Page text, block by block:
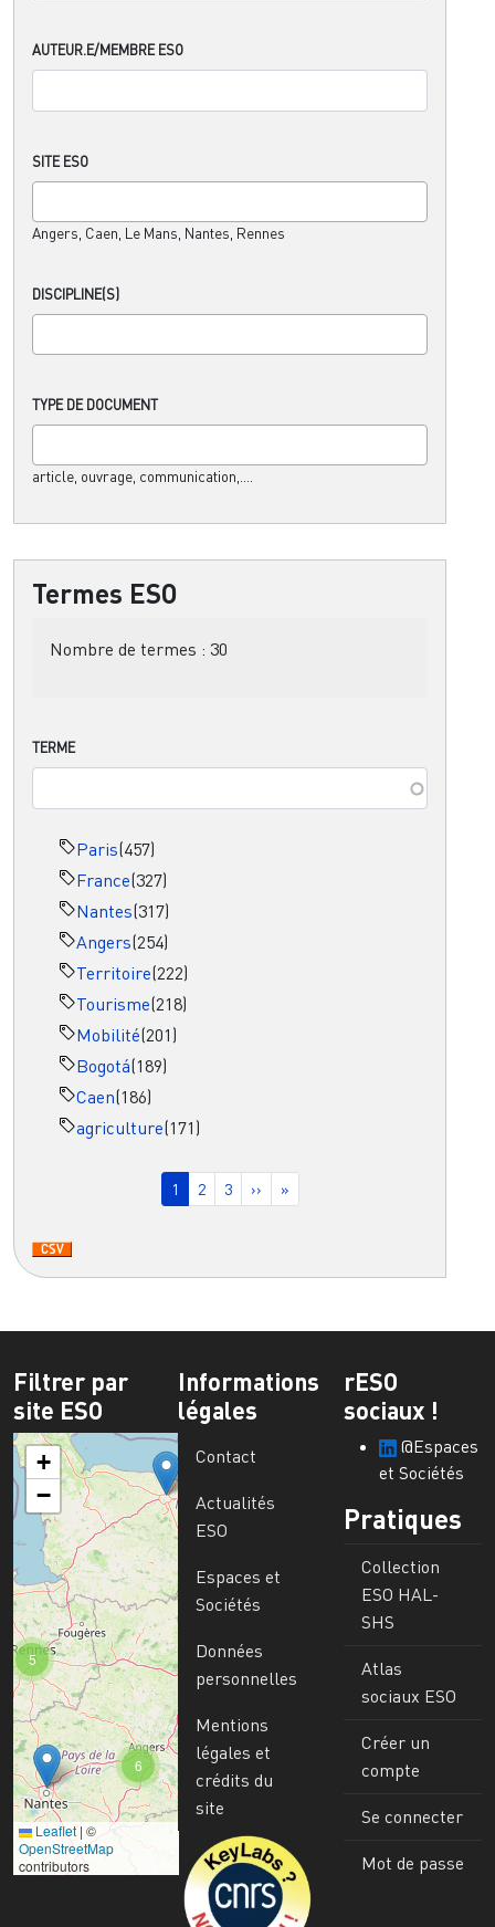
AUTEUR.E/MEMBRE ESO
SITE ESO
Angers, Caen, Le Mans, Nantes, Rennes
DISCIPLINE(S)
TYPE DE DOCUMENT
article, ouvrage, communication,....
Termes ESO
Nombre de termes : 30
TERME
Paris(457)
France(327)
Nantes(317)
Angers(254)
Territoire(222)
Tourisme(218)
Mobilité(201)
Bogotá(189)
Caen(186)
agriculture(171)
Page courante
1 Page
2 Page
3 Page suivante
›› Dernière page
»
Filtrer par
site ESO
6
5
+
−
Leaflet | ©
OpenStreetMap
contributors
Informations
légales
Contact
Actualités
ESO
Espaces et
Sociétés
Données
personnelles
Mentions
légales et
crédits du
site
Image
rESO
sociaux !
@Espaces
et Sociétés
Pratiques
Collection
ESO HAL-
SHS
Atlas
sociaux ESO
Créer un
compte
Se connecter
Mot de passe